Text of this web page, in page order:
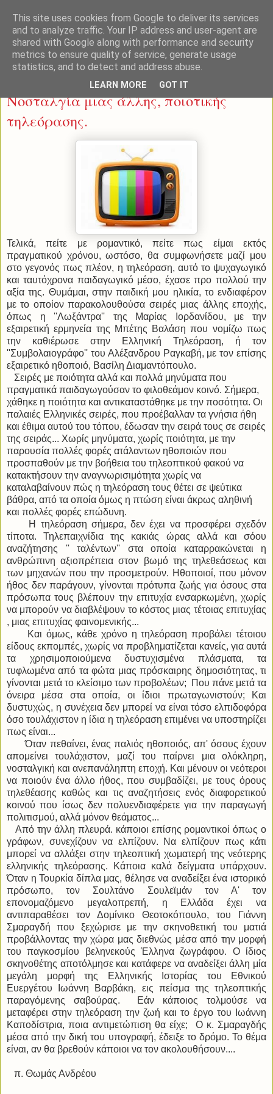
Τετάρτη 5 Φεβρουαρίου 2014
Νοσταλγία μιας άλλης, ποιοτικής
τηλεόρασης.
Τελικά, πείτε με ρομαντικό, πείτε πως είμαι εκτός
πραγματικού χρόνου, ωστόσο, θα συμφωνήσετε μαζί μου
στο γεγονός πως πλέον, η τηλεόραση, αυτό το ψυχαγωγικό
και ταυτόχρονα παιδαγωγικό μέσο, έχασε προ πολλού την
αξία της. Θυμάμαι, στην παιδική μου ηλικία, το ενδιαφέρον
με το οποίον παρακολουθούσα σειρές μιας άλλης εποχής,
όπως η ''Λωξάντρα'' της Μαρίας Ιορδανίδου, με την
εξαιρετική ερμηνεία της Μπέτης Βαλάση που νομίζω πως
την καθιέρωσε στην Ελληνική Τηλεόραση, ή τον
''Συμβολαιογράφο'' του Αλέξανδρου Ραγκαβή, με τον επίσης
εξαιρετικό ηθοποιό, Βασίλη Διαμαντόπουλο.
Σειρές με ποιότητα αλλά και πολλά μηνύματα που
πραγματικά παιδαγωγούσαν το φιλοθεάμον κοινό. Σήμερα,
χάθηκε η ποιότητα και αντικαταστάθηκε με την ποσότητα. Οι
παλαιές Ελληνικές σειρές, που προέβαλλαν τα γνήσια ήθη
και έθιμα αυτού του τόπου, έδωσαν την σειρά τους σε σειρές
της σειράς... Χωρίς μηνύματα, χωρίς ποιότητα, με την
παρουσία πολλές φορές ατάλαντων ηθοποιών που
προσπαθούν με την βοήθεια του τηλεοπτικού φακού να
κατακτήσουν την αναγνωρισιμότητα χωρίς να
καταλαβαίνουν πώς η τηλεόραση τους θέτει σε ψεύτικα
βάθρα, από τα οποία όμως η πτώση είναι άκρως αληθινή
και πολλές φορές επώδυνη.
Η τηλεόραση σήμερα, δεν έχει να προσφέρει σχεδόν
τίποτα. Τηλεπαιχνίδια της κακιάς ώρας αλλά και σόου
αναζήτησης '' ταλέντων'' στα οποία καταρρακώνεται η
ανθρώπινη αξιοπρέπεια στον βωμό της τηλεθεάσεως και
των μηχανών που την προσμετρούν. Ηθοποιοί, που μόνον
ήθος δεν παράγουν, γίνονται πρότυπα ζωής για όσους στα
πρόσωπα τους βλέπουν την επιτυχία ενσαρκωμένη, χωρίς
να μπορούν να διαβλέψουν το κόστος μιας τέτοιας επιτυχίας
, μιας επιτυχίας φαινομενικής...
Και όμως, κάθε χρόνο η τηλεόραση προβάλει τέτοιου
είδους εκπομπές, χωρίς να προβληματίζεται κανείς, για αυτά
τα χρησιμοποιούμενα δυστυχισμένα πλάσματα, τα
τυφλωμένα από τα φώτα μιας πρόσκαιρης δημοσιότητας, τι
γίνονται μετά το κλείσιμο των προβολέων; Που πάνε μετά τα
όνειρα μέσα στα οποία, οι ίδιοι πρωταγωνιστούν; Και
δυστυχώς, η συνέχεια δεν μπορεί να είναι τόσο ελπιδοφόρα
όσο τουλάχιστον η ίδια η τηλεόραση επιμένει να υποστηρίζει
πως είναι...
Όταν πεθαίνει, ένας παλιός ηθοποιός, απ' όσους έχουν
απομείνει τουλάχιστον, μαζί του παίρνει μια ολόκληρη,
νοσταλγική και ανεπανάληπτη εποχή. Και μένουν οι νεότεροι
να ποιούν ένα άλλο ήθος, που συμβαδίζει, με τους όρους
τηλεθέασης καθώς και τις αναζητήσεις ενός διαφορετικού
κοινού που ίσως δεν πολυενδιαφέρετε για την παραγωγή
πολιτισμού, αλλά μόνον θεάματος...
Από την άλλη πλευρά. κάποιοι επίσης ρομαντικοί όπως ο
γράφων, συνεχίζουν να ελπίζουν. Να ελπίζουν πως κάτι
μπορεί να αλλάξει στην τηλεοπτική χωματερή της νεότερης
ελληνικής τηλεόρασης. Κάποια καλά δείγματα υπάρχουν.
Όταν η Τουρκία δίπλα μας, θέλησε να αναδείξει ένα ιστορικό
πρόσωπο, τον Σουλτάνο Σουλεϊμάν τον Α' τον
επονομαζόμενο μεγαλοπρεπή, η Ελλάδα έχει να
αντιπαραθέσει τον Δομίνικο Θεοτοκόπουλο, του Γιάννη
Σμαραγδή που ξεχώρισε με την σκηνοθετική του ματιά
προβάλλοντας την χώρα μας διεθνώς μέσα από την μορφή
του παγκοσμίου βεληνεκούς Έλληνα ζωγράφου. Ο ίδιος
σκηνοθέτης αποτόλμησε και κατάφερε να αναδείξει άλλη μία
μεγάλη μορφή της Ελληνικής Ιστορίας του Εθνικού
Ευεργέτου Ιωάννη Βαρβάκη, εις πείσμα της τηλεοπτικής
παραγόμενης σαβούρας. Εάν κάποιος τολμούσε να
μεταφέρει στην τηλεόραση την ζωή και το έργο του Ιωάννη
Καποδίστρια, ποια αντιμετώπιση θα είχε; Ο κ. Σμαραγδής
μέσα από την δική του υπογραφή, έδειξε το δρόμο. Το θέμα
είναι, αν θα βρεθούν κάποιοι να τον ακολουθήσουν....
π. Θωμάς Ανδρέου
This site uses cookies from Google to deliver its services
and to analyze traffic. Your IP address and user-agent are
shared with Google along with performance and security
metrics to ensure quality of service, generate usage
statistics, and to detect and address abuse.
LEARN MORE GOT IT